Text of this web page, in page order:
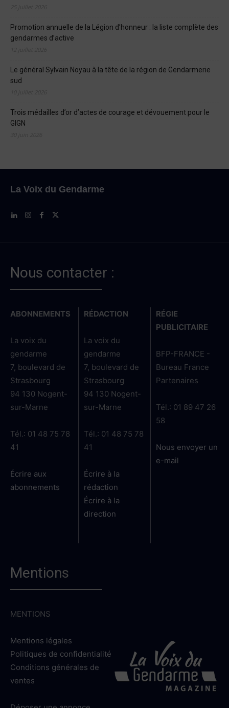
Promotion annuelle de la Légion d’honneur : la liste complète des
gendarmes d’active
Le général Sylvain Noyau à la tête de la région de Gendarmerie
sud
Trois médailles d’or d’actes de courage et dévouement pour le
GIGN
La Voix du Gendarme
Nous contacter :
ABONNEMENTS
La voix du
gendarme
7, boulevard de
Strasbourg
94 130 Nogent-
sur-Marne
Tél.: 01 48 75 78
41
Écrire aux
abonnements
RÉDACTION
La voix du
gendarme
7, boulevard de
Strasbourg
94 130 Nogent-
sur-Marne
Tél.: 01 48 75 78
41
Écrire à la
rédaction
Écrire à la
direction
RÉGIE
PUBLICITAIRE
BFP-FRANCE -
Bureau France
Partenaires
Tél.: 01 89 47 26
58
Nous envoyer un
e-mail
Mentions
MENTIONS
Mentions légales
Politiques de confidentialité
Conditions générales de
ventes